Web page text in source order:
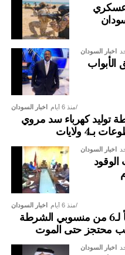
عسكري
اخبار السودان
الأبواب
اخبار السودان منذ 6 أيام
توليد كهرباء سد مروي
ولايات
اخبار السودان
اخبار السودان منذ 6 أيام
الإعدام قصاصاً لـ6 من منسوبي الشرطة
محتجز حتى الموت
اخبار السودان